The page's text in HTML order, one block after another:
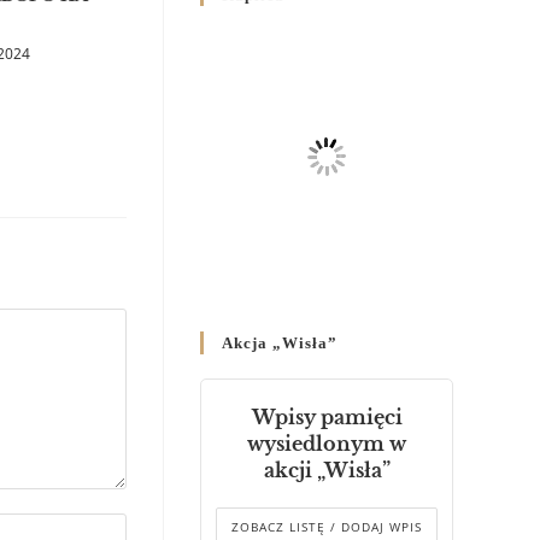
Родин
Справ Молоді та встановленя
складу Катихитичної Комісії
днях 2-12 липня 2024 р.”
Декрет єпископів
Перемисько-Варшавської
Митрополії стосовно
звершування Божественної
літургії
Akcja „Wisła”
Wpisy pamięci
wysiedlonym w
akcji „Wisła”
ZOBACZ LISTĘ / DODAJ WPIS